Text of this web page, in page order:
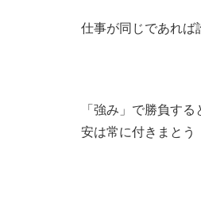
仕事が同じであれば
「強み」で勝負す
安は常に付きまとう